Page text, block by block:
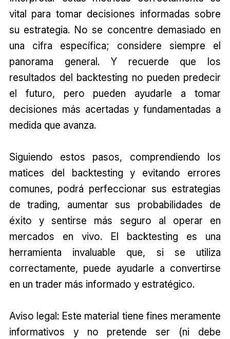
vital para tomar decisiones informadas sobre
su estrategia. No se concentre demasiado en
una cifra específica; considere siempre el
panorama general. Y recuerde que los
resultados del backtesting no pueden predecir
el futuro, pero pueden ayudarle a tomar
decisiones más acertadas y fundamentadas a
medida que avanza.
Siguiendo estos pasos, comprendiendo los
matices del backtesting y evitando errores
comunes, podrá perfeccionar sus estrategias
de trading, aumentar sus probabilidades de
éxito y sentirse más seguro al operar en
mercados en vivo. El backtesting es una
herramienta invaluable que, si se utiliza
correctamente, puede ayudarle a convertirse
en un trader más informado y estratégico.
Aviso legal: Este material tiene fines meramente
informativos y no pretende ser (ni debe